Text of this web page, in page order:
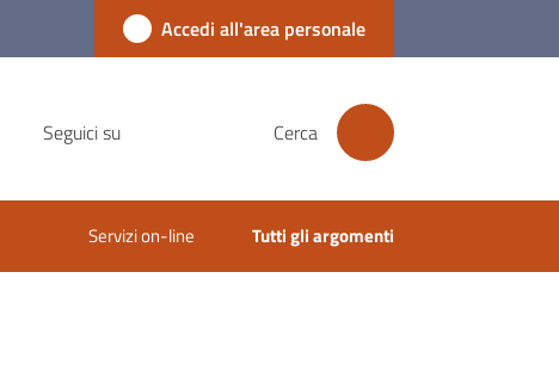
Accedi all'area personale
Seguici su Cerca
Servizi on-line Tutti gli argomenti